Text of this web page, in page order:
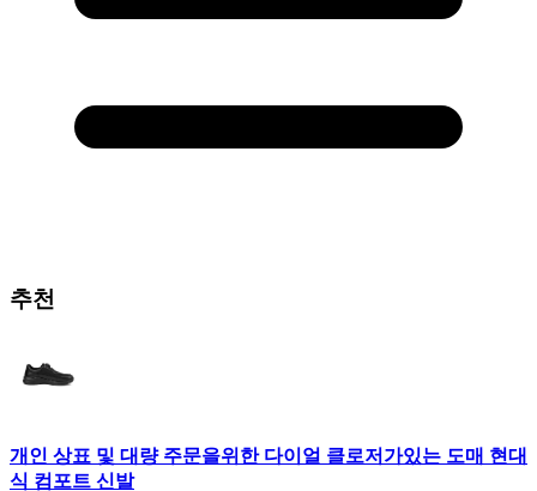
추천
개인 상표 및 대량 주문을위한 다이얼 클로저가있는 도매 현대
식 컴포트 신발